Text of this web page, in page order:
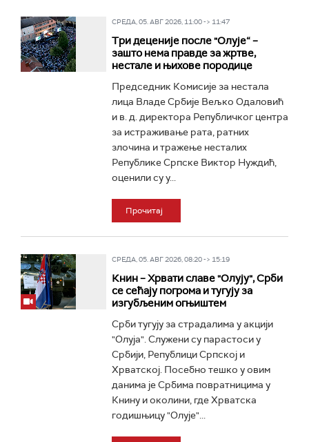
СРЕДА, 05. АВГ 2026, 11:00 -> 11:47
Три деценије после "Олује“ –
зашто нема правде за жртве,
нестале и њихове породице
Председник Комисије за нестала
лица Владе Србије Вељко Одаловић
и в. д. директора Републичког центра
за истраживање рата, ратних
злочина и тражење несталих
Републике Српске Виктор Нуждић,
оценили су у...
Прочитај
СРЕДА, 05. АВГ 2026, 08:20 -> 15:19
Книн – Хрвати славе "Олују", Срби
се сећају погрома и тугују за
изгубљеним огњиштем
Срби тугују за страдалима у акцији
"Олуја". Служени су парастоси у
Србији, Републици Српској и
Хрватској. Посебно тешко у овим
данима је Србима повратницима у
Книну и околини, где Хрватска
годишњицу "Олује"...